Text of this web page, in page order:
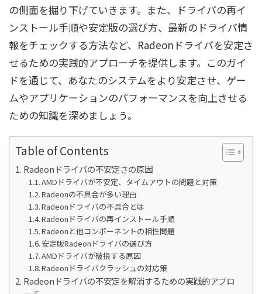
の側面を掘り下げていきます。また、ドライバの再イ
ンストール手順や安定版の選び方、最新のドライバ情
報をチェックする方法など、Radeonドライバを安定さ
せるための実践的アプローチを提供します。このガイ
ドを通じて、あなたのシステムをより安定させ、ゲー
ムやアプリケーションのパフォーマンスを向上させる
ための知識を深めましょう。
Table of Contents
Radeonドライバの不安定さの原因
AMDドライバが不安定、タイムアウトの問題と対策
Radeonの不具合が多い理由
Radeonドライバの不具合とは
Radeonドライバの再インストール手順
Radeonと他コンポーネントの相性問題
安定版Radeonドライバの選び方
AMDドライバが破損する原因
Radeonドライバクラッシュの対応策
Radeonドライバの不安定を解消するための実践的アプロ